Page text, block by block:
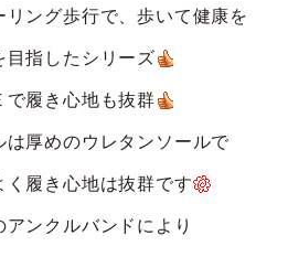
リング歩行で、歩いて健康を
目指したシリーズ
で履き心地も抜群
は厚めのウレタンソールで
く履き心地は抜群です
アンクルバンドにより